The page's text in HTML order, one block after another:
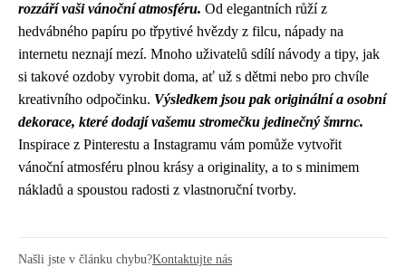
rozzáří vaši vánoční atmosféru. Od elegantních růží z
hedvábného papíru po třpytivé hvězdy z filcu, nápady na
internetu neznají mezí. Mnoho uživatelů sdílí návody a tipy, jak
si takové ozdoby vyrobit doma, ať už s dětmi nebo pro chvíle
kreativního odpočinku. Výsledkem jsou pak originální a osobní
dekorace, které dodají vašemu stromečku jedinečný šmrnc.
Inspirace z Pinterestu a Instagramu vám pomůže vytvořit
vánoční atmosféru plnou krásy a originality, a to s minimem
nákladů a spoustou radosti z vlastnoruční tvorby.
Našli jste v článku chybu?Kontaktujte nás